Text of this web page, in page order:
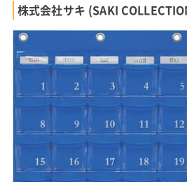
株式会社サキ (SAKI